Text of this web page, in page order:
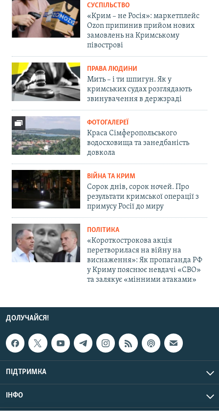
СУСПІЛЬСТВО
«Крим – не Росія»: маркетплейс
Ozon припинив прийом нових
замовлень на Кримському
півострові
ПРАВА ЛЮДИНИ
Мить – і ти шпигун. Як у
кримських судах розглядають
звинувачення в держзраді
ФОТОГАЛЕРЕЇ
Краса Сімферопольського
водосховища та занедбаність
довкола
ВІЙНА ТА КРИМ
Сорок днів, сорок ночей. Про
результати кримської операції з
примусу Росії до миру
ПОЛІТИКА
«Короткострокова акція
перетворилася на війну на
виснаження»: Як пропаганда РФ
у Криму пояснює невдачі «СВО»
та залякує «мінними атаками»
ДОЛУЧАЙСЯ!
ПІДТРИМКА
ІНФО